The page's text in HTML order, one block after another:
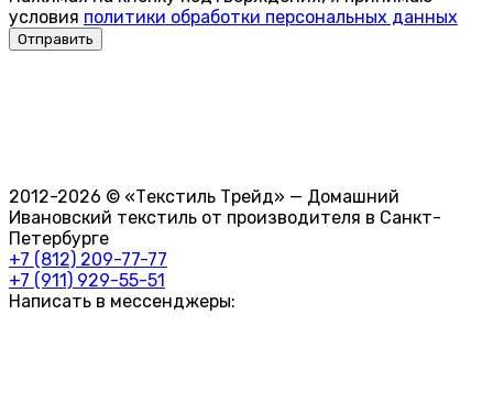
условия политики обработки персональных данных
2012-2026 © «Текстиль Трейд» — Домашний
Ивановский текстиль от производителя в Санкт-
Петербурге
+7 (812) 209-77-77
+7 (911) 929-55-51
Написать в мессенджеры: